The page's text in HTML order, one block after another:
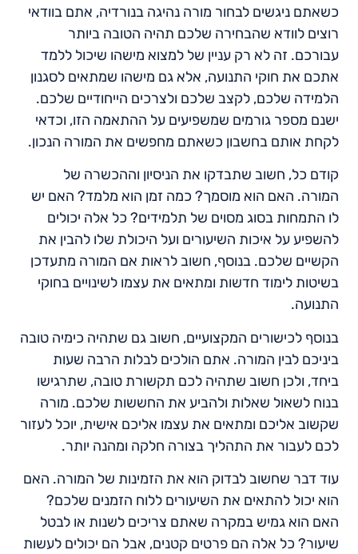
כשאתם ניגשים לבחור מורה נהיגה בנורדיה, אתם בוודאי
רוצים לוודא שהבחירה שלכם תהיה הטובה ביותר
עבורכם. זה לא רק עניין של למצוא מישהו שיכול ללמד
אתכם את חוקי התנועה, אלא גם מישהו שמתאים לסגנון
הלמידה שלכם, לקצב שלכם ולצרכים הייחודיים שלכם.
ישנם מספר גורמים שמשפיעים על ההתאמה הזו, וכדאי
לקחת אותם בחשבון כשאתם מחפשים את המורה הנכון.
קודם כל, חשוב שתבדקו את הניסיון וההכשרה של
המורה. האם הוא מוסמך? כמה זמן הוא מלמד? האם יש
לו התמחות בסוג מסוים של תלמידים? כל אלה יכולים
להשפיע על איכות השיעורים ועל היכולת שלו להבין את
הקשיים שלכם. בנוסף, חשוב לראות אם המורה מתעדכן
בשיטות לימוד חדשות ומתאים את עצמו לשינויים בחוקי
התנועה.
בנוסף לכישורים המקצועיים, חשוב גם שתהיה כימיה טובה
ביניכם לבין המורה. אתם הולכים לבלות הרבה שעות
ביחד, ולכן חשוב שתהיה לכם תקשורת טובה, שתרגישו
בנוח לשאול שאלות ולהביע את החששות שלכם. מורה
שקשוב אליכם ומתאים את עצמו אליכם אישית, יוכל לעזור
לכם לעבור את התהליך בצורה חלקה ומהנה יותר.
עוד דבר שחשוב לבדוק הוא את הזמינות של המורה. האם
הוא יכול להתאים את השיעורים ללוח הזמנים שלכם?
האם הוא גמיש במקרה שאתם צריכים לשנות או לבטל
שיעור? כל אלה הם פרטים קטנים, אבל הם יכולים לעשות